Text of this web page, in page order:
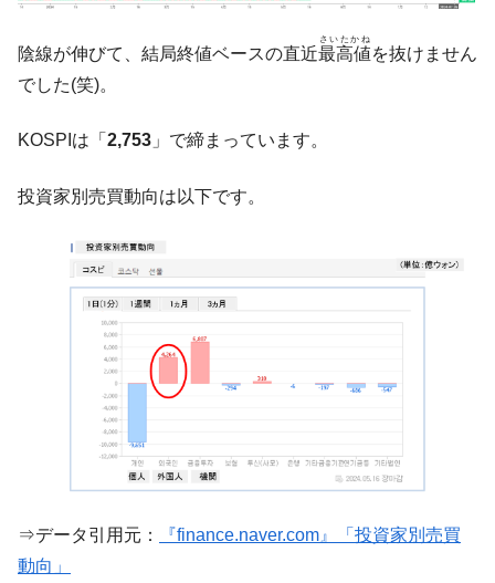
ル」まで拡大 ⇒ 海外資金の動きに強く左右される状態
『Money1』
『Money1』
韓国大統領府ボンクラ政策室長が告発され
断
『Money1』
中国だけが鉄鋼輸出を異常増加させる ⇒ 中
国の過剰生産が世界を蝕む。
『Money1』
韓国製造業「半導体絶好調」のウラで他業
種は全般的「不調」⇒ PSIが示す現況は決して良くない。
『Money1』
ン』1人当たり賠償10万ウォンを認定 ⇒ 総額3兆7,000億
韓国で猛暑。南東部では干ばつ
「KDDX」1番艦、2032年竣工と公示
『Money1』
陰線が伸びて、結局終値ベースの直近最高値
さいたかね
を抜けません
でした(笑)。
KOSPIは「 2,753 」で締まっています。
投資家別売買動向は以下です。
⇒データ引用元：
『finance.naver.com』「投資家別売買
動向」